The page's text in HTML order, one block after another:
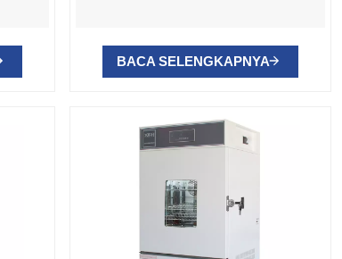
BACA SELENGKAPNYA